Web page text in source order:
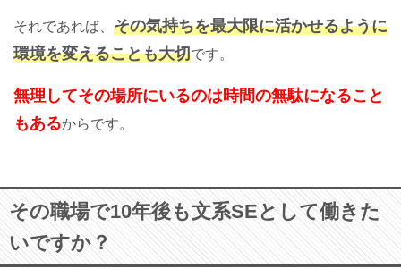
それであれば、 その気持ちを最大限に活かせるように
環境を変えることも大切です。
無理してその場所にいるのは時間の無駄になること
もあるからです。
その職場で10年後も文系SEとして働きた
いですか？